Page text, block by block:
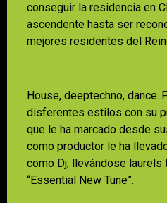
conseguir la residencia en
ascendente hasta ser
mejores residentes del
House, deeptechno,
disferentes estilos con su
que le ha marcado desde
como productor le ha
como Dj, llevándose
“Essential New Tune”.